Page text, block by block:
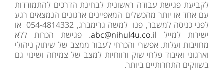
לקביעת פגישת עבודה ראשונית לבחינת הדרכים להתמודדות
עם אחד או יותר מהכשלים המאפיינים ארגונים הנמצאים רגע
לפני כניסה למשבר, פנו למשה גרימברג, 054-4814332 או
ישירות למייל abc@nihul4u.co.il. פגישת הכרות ללא
מחויבות ועלות. אפשרי והכרחי לעבור ממצב של שיתוק ניהולי
וארגוני ואיבוד פלחי שוק ורווחיות למצב של צמיחה ושינוי גם
בשווקים התחרותיים ביותר.